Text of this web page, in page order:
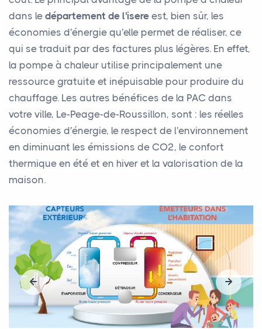
dans le département de l'isere est, bien sûr, les
économies d'énergie qu'elle permet de réaliser, ce
qui se traduit par des factures plus légères. En effet,
la pompe à chaleur utilise principalement une
ressource gratuite et inépuisable pour produire du
chauffage. Les autres bénéfices de la PAC dans
votre ville, Le-Peage-de-Roussillon, sont : les réelles
économies d'énergie, le respect de l'environnement
en diminuant les émissions de CO2, le confort
thermique en été et en hiver et la valorisation de la
maison.